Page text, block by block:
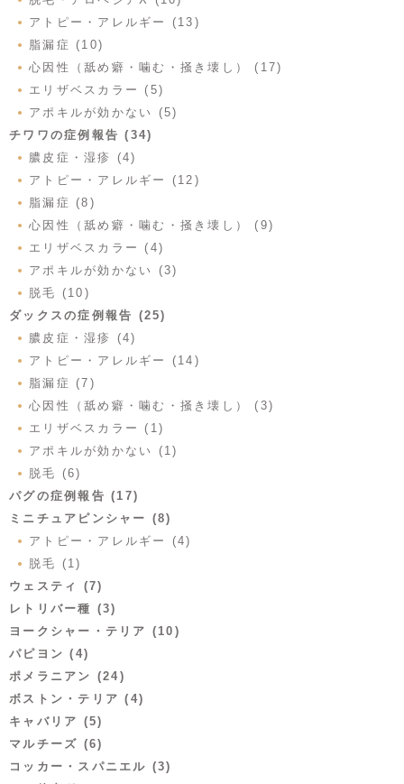
アトピー・アレルギー (13)
脂漏症 (10)
心因性（舐め癖・噛む・掻き壊し） (17)
エリザベスカラー (5)
アポキルが効かない (5)
チワワの症例報告 (34)
膿皮症・湿疹 (4)
アトピー・アレルギー (12)
脂漏症 (8)
心因性（舐め癖・噛む・掻き壊し） (9)
エリザベスカラー (4)
アポキルが効かない (3)
脱毛 (10)
ダックスの症例報告 (25)
膿皮症・湿疹 (4)
アトピー・アレルギー (14)
脂漏症 (7)
心因性（舐め癖・噛む・掻き壊し） (3)
エリザベスカラー (1)
アポキルが効かない (1)
脱毛 (6)
パグの症例報告 (17)
ミニチュアピンシャー (8)
アトピー・アレルギー (4)
脱毛 (1)
ウェスティ (7)
レトリバー種 (3)
ヨークシャー・テリア (10)
パピヨン (4)
ポメラニアン (24)
ボストン・テリア (4)
キャバリア (5)
マルチーズ (6)
コッカー・スパニエル (3)